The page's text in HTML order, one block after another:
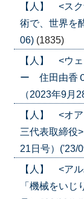
【人】 <ス
術で、世界を
06) (1835)
【人】 <ウ
ー 住田由香
（2023年9月
【人】 <オ
三代表取締役
21日号）('23/
【人】 <ア
「機械をいじ